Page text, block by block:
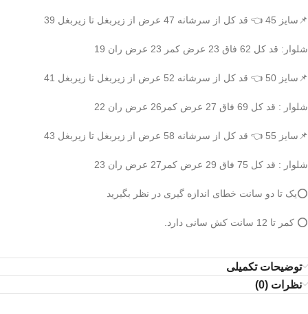
📌سایز 45 👈 قد کل از سرشانه 47 عرض از زیربغل تا زیربغل 39
شلوار: قد کل 62 فاق 23 عرض کمر 23 عرض ران 19
📌سایز 50 👈 قد کل از سرشانه 52 عرض از زیربغل تا زیربغل 41
شلوار : قد کل 69 فاق 27 عرض کمر26 عرض ران 22
📌سایز 55 👈 قد کل از سرشانه 58 عرض از زیربغل تا زیربغل 43
شلوار : قد کل 75 فاق 29 عرض کمر27 عرض ران 23
⭕️یک تا دو سانت خطای اندازه گیری در نظر بگیرید
⭕️ کمر تا 12 سانت کش سانی دارد.
توضیحات تکمیلی
نظرات (0)